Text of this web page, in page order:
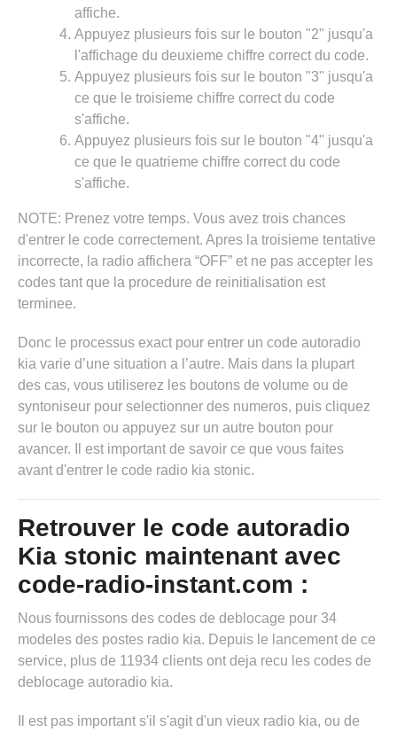
affiche.
Appuyez plusieurs fois sur le bouton "2" jusqu'a
l'affichage du deuxieme chiffre correct du code.
Appuyez plusieurs fois sur le bouton "3" jusqu'a
ce que le troisieme chiffre correct du code
s'affiche.
Appuyez plusieurs fois sur le bouton "4" jusqu'a
ce que le quatrieme chiffre correct du code
s'affiche.
NOTE: Prenez votre temps. Vous avez trois chances
d'entrer le code correctement. Apres la troisieme tentative
incorrecte, la radio affichera “OFF” et ne pas accepter les
codes tant que la procedure de reinitialisation est
terminee.
Donc le processus exact pour entrer un code autoradio
kia varie d’une situation a l’autre. Mais dans la plupart
des cas, vous utiliserez les boutons de volume ou de
syntoniseur pour selectionner des numeros, puis cliquez
sur le bouton ou appuyez sur un autre bouton pour
avancer. Il est important de savoir ce que vous faites
avant d'entrer le code radio kia stonic.
Retrouver le code autoradio
Kia stonic maintenant avec
code-radio-instant.com :
Nous fournissons des codes de deblocage pour 34
modeles des postes radio kia. Depuis le lancement de ce
service, plus de 11934 clients ont deja recu les codes de
deblocage autoradio kia.
Il est pas important s'il s'agit d'un vieux radio kia, ou de